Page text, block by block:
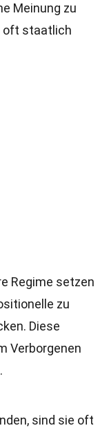
Meinung zu
oft staatlich
Regime setzen
zu
Diese
Verborgenen
sind sie oft